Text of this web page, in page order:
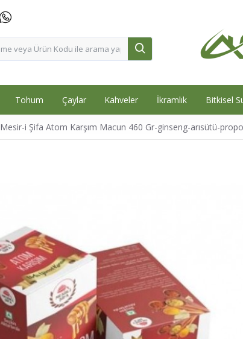
Tohum Çaylar Kahveler İkramlık Bitkisel
Mesir-i Şifa Atom Karşım Macun 460 Gr-ginseng-arısütü-